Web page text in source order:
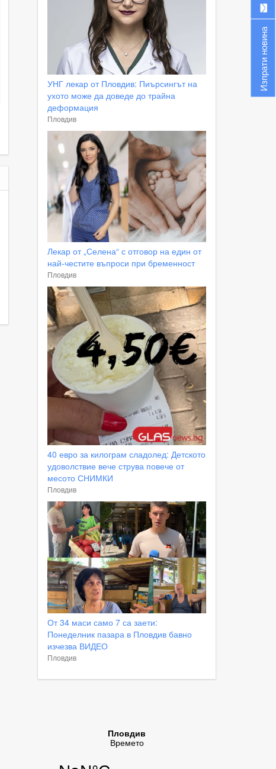
УНГ лекар от Пловдив: Пиърсингът на
ухото може да доведе до трайна
деформация
Пловдив
Лекар от „Селена“ с отговор на един от
най-честите въпроси при бременност
Пловдив
40 евро за килограм сладолед: Детското
удоволствие вече струва повече от
месото СНИМКИ
Пловдив
От 34 маси само 7 са заети:
Понеделник пазара в Пловдив бавно
изчезва ВИДЕО
Пловдив
Изпрати новина